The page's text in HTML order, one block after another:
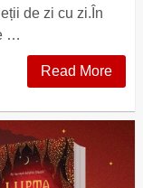
de zi cu zi.În
…
Read More